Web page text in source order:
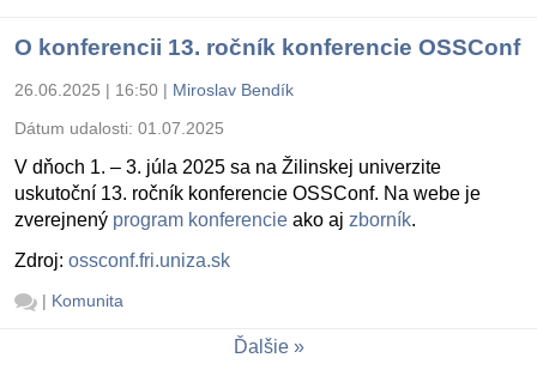
O konferencii 13. ročník konferencie OSSConf
26.06.2025 | 16:50 | Miroslav Bendík
Dátum udalosti: 01.07.2025
V dňoch 1. – 3. júla 2025 sa na Žilinskej univerzite
uskutoční 13. ročník konferencie OSSConf. Na webe je
zverejnený program konferencie ako aj zborník.
Zdroj: ossconf.fri.uniza.sk
| Komunita
Ďalšie